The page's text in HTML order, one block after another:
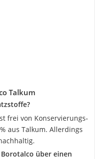
Talkum
frei von Konservierungs-
aus Talkum. Allerdings
über einen